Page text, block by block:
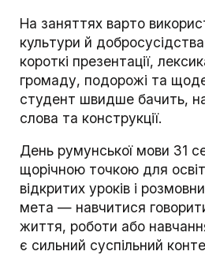
На заняттях варто
культури й
короткі презентації,
громаду, подорожі та
студент швидше бачить,
слова та конструкції.
День румунської мови 31
щорічною точкою для
відкритих уроків і
мета — навчитися
життя, роботи або
є сильний суспільний